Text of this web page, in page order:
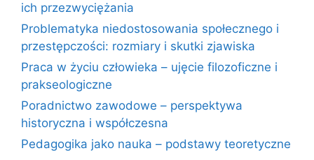
ich przezwyciężania
Problematyka niedostosowania społecznego i
przestępczości: rozmiary i skutki zjawiska
Praca w życiu człowieka – ujęcie filozoficzne i
prakseologiczne
Poradnictwo zawodowe – perspektywa
historyczna i współczesna
Pedagogika jako nauka – podstawy teoretyczne